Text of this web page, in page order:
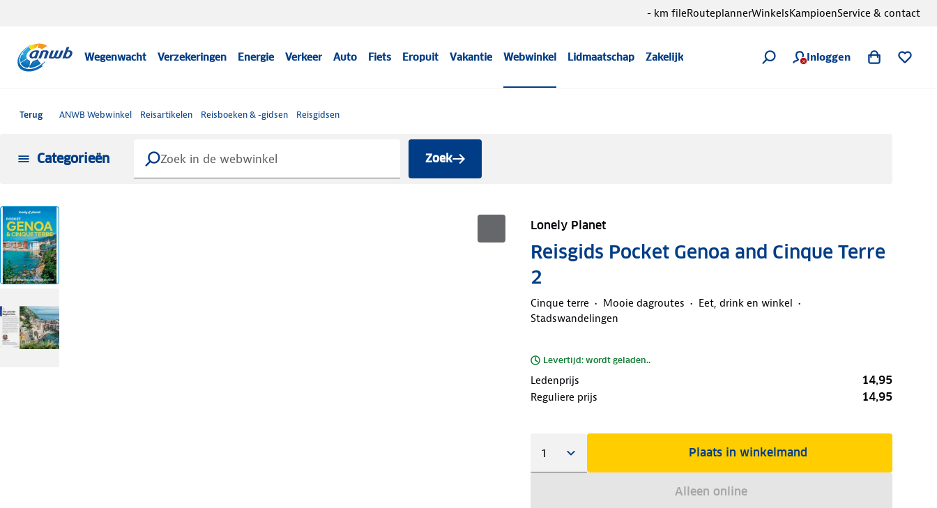
Wegenwacht Verzekeringen Energie Verkeer Auto Fiets Eropuit Vakantie Webwinkel Lidmaatschap Zakelijk Inloggen
- km fileRouteplannerWinkelsKampioenService & contact
Terug ANWB Webwinkel Reisartikelen Reisboeken & -gidsen Reisgidsen
Categorieën Zoek
Lonely Planet
Reisgids Pocket Genoa and Cinque Terre
2
Cinque terre Mooie dagroutes
Eet, drink en winkel
Stadswandelingen
Levertijd: wordt geladen..
Ledenprijs 14,95
Reguliere prijs 14,95
Plaats in winkelmand
Alleen online